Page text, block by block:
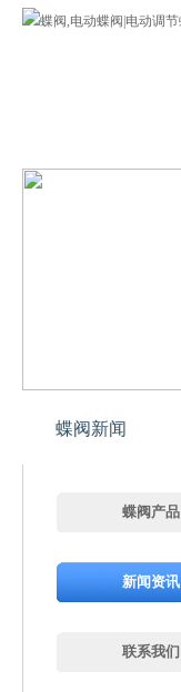
蝶阀新闻
蝶阀产品
新闻资讯
联系我们